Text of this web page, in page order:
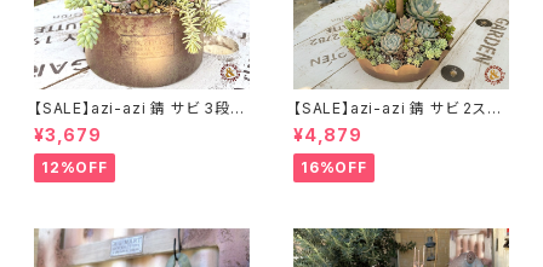
【SALE】azi-azi 錆 サビ 3段シ
ャビー プランター
¥3,679
12%OFF
【SALE】azi-azi 錆 サビ 2ステ
ップ プランター
¥4,879
16%OFF